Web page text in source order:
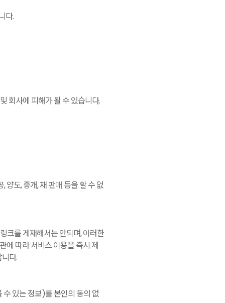
다.
회사에 피해가 될 수 있습니다.
양도, 중개, 재 판매 등을 할 수 없
크를 게재해서는 안되며, 이러한
에 따라 서비스 이용을 즉시 제
다.
수 있는 정보)를 본인의 동의 없